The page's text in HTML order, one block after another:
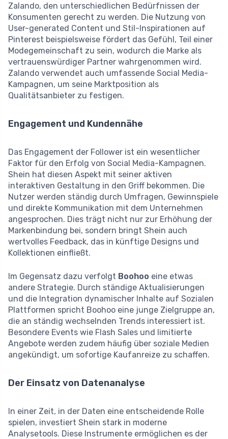
Zalando, den unterschiedlichen Bedürfnissen der
Konsumenten gerecht zu werden. Die Nutzung von
User-generated Content und Stil-Inspirationen auf
Pinterest beispielsweise fördert das Gefühl, Teil einer
Modegemeinschaft zu sein, wodurch die Marke als
vertrauenswürdiger Partner wahrgenommen wird.
Zalando verwendet auch umfassende Social Media-
Kampagnen, um seine Marktposition als
Qualitätsanbieter zu festigen.
Engagement und Kundennähe
Das Engagement der Follower ist ein wesentlicher
Faktor für den Erfolg von Social Media-Kampagnen.
Shein hat diesen Aspekt mit seiner aktiven
interaktiven Gestaltung in den Griff bekommen. Die
Nutzer werden ständig durch Umfragen, Gewinnspiele
und direkte Kommunikation mit dem Unternehmen
angesprochen. Dies trägt nicht nur zur Erhöhung der
Markenbindung bei, sondern bringt Shein auch
wertvolles Feedback, das in künftige Designs und
Kollektionen einfließt.
Im Gegensatz dazu verfolgt Boohoo eine etwas
andere Strategie. Durch ständige Aktualisierungen
und die lntegration dynamischer Inhalte auf Sozialen
Plattformen spricht Boohoo eine junge Zielgruppe an,
die an ständig wechselnden Trends interessiert ist.
Besondere Events wie Flash Sales und limitierte
Angebote werden zudem häufig über soziale Medien
angekündigt, um sofortige Kaufanreize zu schaffen.
Der Einsatz von Datenanalyse
In einer Zeit, in der Daten eine entscheidende Rolle
spielen, investiert Shein stark in moderne
Analysetools. Diese Instrumente ermöglichen es der